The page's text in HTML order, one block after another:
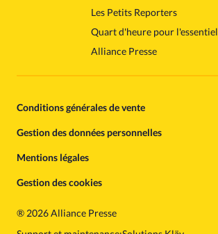
Les Petits Reporters
Quart d'heure pour l'essentiel
Alliance Presse
Conditions générales de vente
Gestion des données personnelles
Mentions légales
Gestion des cookies
®2026 Alliance Presse